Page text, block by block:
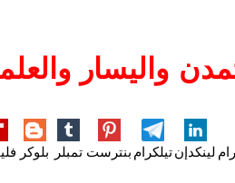
واليسار
لينكدإنتيلكرام بنترست تمبلر بلوكر